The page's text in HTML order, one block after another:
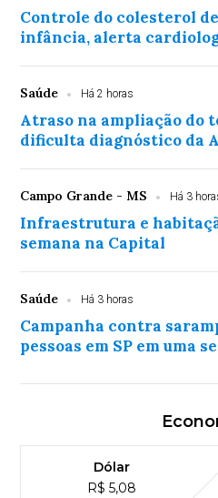
Controle do colesterol
infância, alerta
Saúde Há 2 horas
Atraso na ampliação do
dificulta diagnóstico da
Campo Grande - MS Há 3
Infraestrutura e
semana na Capital
Saúde Há 3 horas
Campanha contra
pessoas em SP em uma
Dólar
R$ 5,08